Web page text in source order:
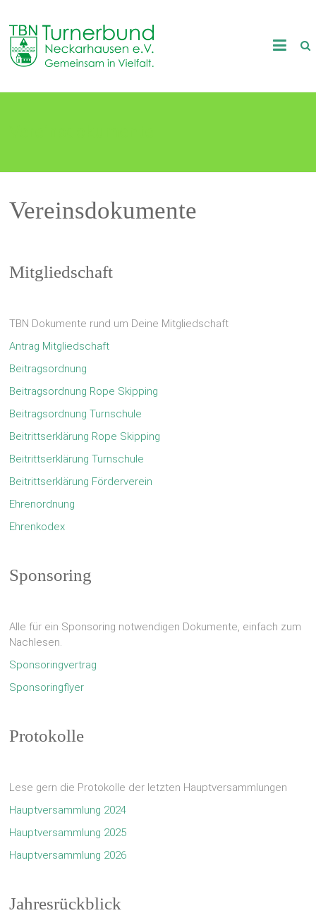
content
TB
Neckarhausen
in
Vereinsdokumente
Mitgliedschaft
TBN Dokumente rund um Deine Mitgliedschaft
Antrag Mitgliedschaft
Beitragsordnung
Beitragsordnung Rope Skipping
Beitragsordnung Turnschule
Beitrittserklärung Rope Skipping
Beitrittserklärung Turnschule
Beitrittserklärung Förderverein
Ehrenordnung
Ehrenkodex
Sponsoring
Alle für ein Sponsoring notwendigen Dokumente, einfach zum
Nachlesen.
Sponsoringvertrag
Sponsoringflyer
Protokolle
Lese gern die Protokolle der letzten Hauptversammlungen
Hauptversammlung 2024
Hauptversammlung 2025
Hauptversammlung 2026
Jahresrückblick